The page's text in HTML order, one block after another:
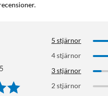
5 stjärnor
4 stjärnor
3 stjärnor
2 stjärnor